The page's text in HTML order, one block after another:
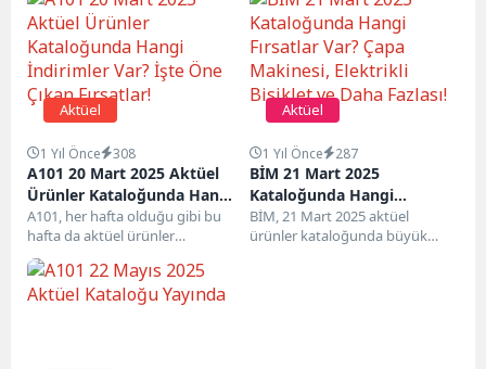
Aktüel
1 Yıl Önce 308
A101 20 Mart 2025 Aktüel
Ürünler Kataloğunda Hangi
İndirimler Var? İşte Öne
Çıkan Fırsatlar!
A101, her hafta olduğu gibi bu
hafta da aktüel ürünler
kataloğuyla büyük indirimler
sunuyor. 20...
Aktüel
1 Yıl Önce 287
BİM 21 Mart 2025
Kataloğunda Hangi
Fırsatlar Var? Çapa
Makinesi, Elektrikli Bisiklet
BİM, 21 Mart 2025 aktüel
ürünler kataloğunda büyük